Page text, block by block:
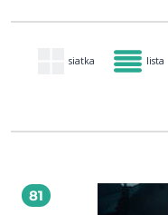
siatka lista
81